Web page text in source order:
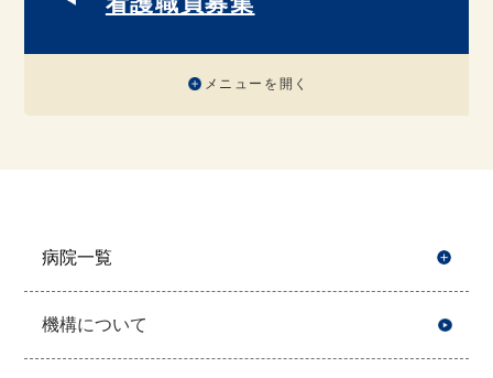
メニューを開く
病院一覧
機構について